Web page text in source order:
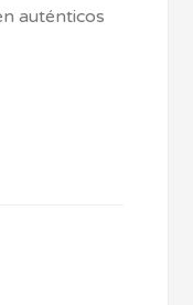
auténticos